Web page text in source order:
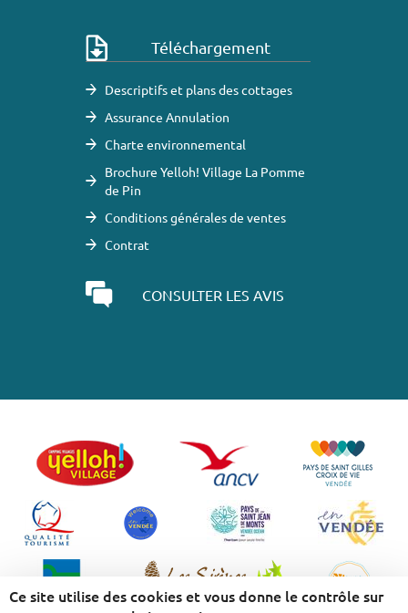
Ce site utilise des cookies et vous donne le contrôle sur
Téléchargement
Descriptifs et plans des cottages
Assurance Annulation
Charte environnemental
Brochure Yelloh! Village La Pomme
de Pin
Conditions générales de ventes
Contrat
CONSULTER LES AVIS